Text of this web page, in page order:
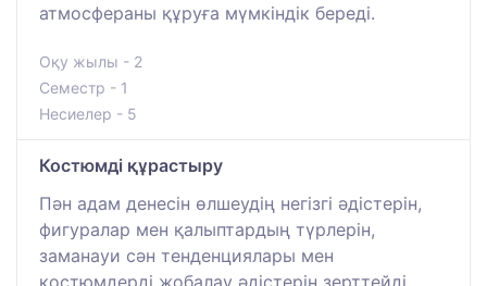
атмосфераны құруға мүмкіндік береді.
Оқу жылы - 2
Семестр - 1
Несиелер - 5
Костюмді құрастыру
Пән адам денесін өлшеудің негізгі әдістерін,
фигуралар мен қалыптардың түрлерін,
заманауи сән тенденциялары мен
костюмдерді жобалау әдістерін зерттейді.